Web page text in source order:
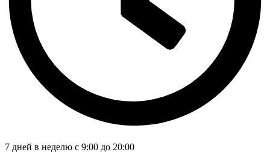
7 дней в неделю с 9:00 до 20:00